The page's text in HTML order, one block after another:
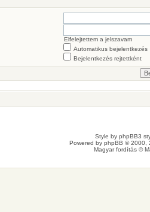
Elfelejtettem a jelszavam
Automatikus bejelentkezés
Bejelentkezés rejtettként
Style by phpBB3
Powered by phpBB © 2000,
Magyar fordítás ©